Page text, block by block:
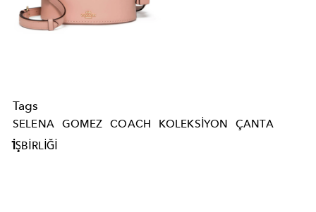
Tags
SELENA GOMEZ COACH KOLEKSIYON
ÇANTA
İŞBIRLIĞI